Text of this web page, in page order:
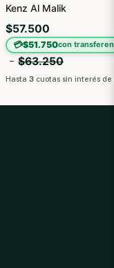
Kenz Al Malik
$57.500
💳$51.750con
- $63.250
Hasta3 cuotas sin interés de